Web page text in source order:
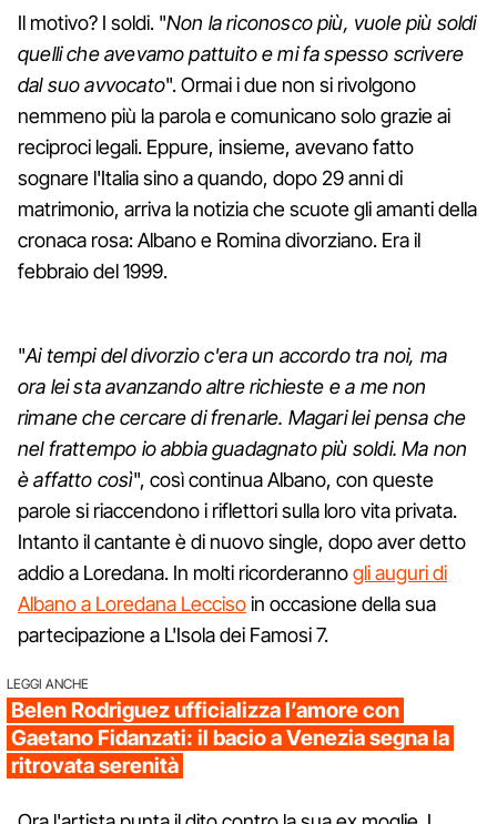
Il motivo? I soldi. "Non la riconosco più, vuole più soldi
quelli che avevamo pattuito e mi fa spesso scrivere
dal suo avvocato". Ormai i due non si rivolgono
nemmeno più la parola e comunicano solo grazie ai
reciproci legali. Eppure, insieme, avevano fatto
sognare l'Italia sino a quando, dopo 29 anni di
matrimonio, arriva la notizia che scuote gli amanti della
cronaca rosa: Albano e Romina divorziano. Era il
febbraio del 1999.
"Ai tempi del divorzio c'era un accordo tra noi, ma
ora lei sta avanzando altre richieste e a me non
rimane che cercare di frenarle. Magari lei pensa che
nel frattempo io abbia guadagnato più soldi. Ma non
è affatto così", così continua Albano, con queste
parole si riaccendono i riflettori sulla loro vita privata.
Intanto il cantante è di nuovo single, dopo aver detto
addio a Loredana. In molti ricorderannogli auguri di
Albano a Loredana Leccisoin occasione della sua
partecipazione a L'Isola dei Famosi 7.
LEGGI ANCHE
Belen Rodriguez ufficializza l’amore con
Gaetano Fidanzati: il bacio a Venezia segna la
ritrovata serenità